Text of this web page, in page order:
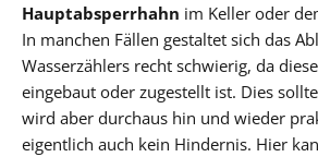
Hauptabsperrhahn im Keller oder
In manchen Fällen gestaltet sich das
Wasserzählers recht schwierig, da
eingebaut oder zugestellt ist. Dies
wird aber durchaus hin und wieder
eigentlich auch kein Hindernis. Hier